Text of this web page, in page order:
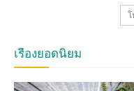
เรื่องยอดนิยม